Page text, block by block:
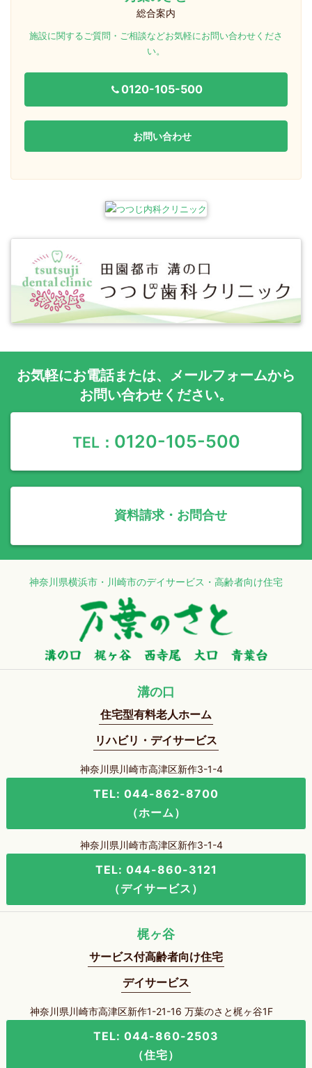
総合案内
施設に関するご質問・ご相談などお気軽にお問い合わせくださ
い。
0120-105-500
お問い合わせ
お気軽にお電話または、 メールフォームから
お問い合わせください。
TEL： 0120-105-500
資料請求・お問合せ
神奈川県横浜市・川崎市のデイサービス・高齢者向け住宅
溝の口
住宅型有料老人ホーム
リハビリ・デイサービス
神奈川県川崎市高津区新作3-1-4
TEL: 044-862-8700
（ホーム）
神奈川県川崎市高津区新作3-1-4
TEL: 044-860-3121
（デイサービス）
梶ヶ谷
サービス付高齢者向け住宅
デイサービス
神奈川県川崎市高津区新作1-21-16 万葉のさと梶ヶ谷1F
TEL: 044-860-2503
（住宅）